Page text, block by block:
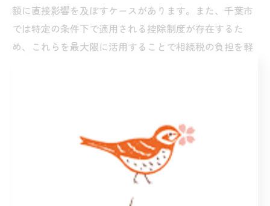
額に直接影響を及ぼすケースがあります。また、千葉市
では特定の条件下で適用される控除制度が存在するた
め、これらを最大限に活用することで相続税の負担を軽
ことが可能になります。
相続税申告に必要な書類一覧
相続税の申告を行うためには、必要な書類を正確に準備